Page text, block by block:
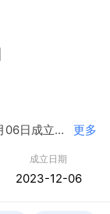
简介：台州希卡立科技有限公司,2023年12月06日成立，经营范围包括一般项目：物联网技术研发；软件开发；人工智能应用软件开发；技术服务、技术开发、技术咨询、技术交流、技术转让、技术推广；电力电子元器件制造；电力电子元器件销售；电子测量仪器制造；电子测量仪器销售；集成电路制造；集成电路销售；集成电路设计；雷达及配套设备制造；雷达、无线电导航设备专业修理；可穿戴智能设备制造；智能家庭消费设备制造；集成电路芯片及产品制造；集成电路芯片及产品销售；电子元器件制造；电子元器件批发；电子元器件零售；电子（气）物理设备及其他电子设备制造；信息技术咨询服务；网络技术服务；信息系统集成服务；物联网技术服务；网络设备制造；网络设备销售；信息系统运行维护服务；计算机软硬件及外围设备制造；安防设备制造；安防设备销售；人工智能行业应用系统集成服务；智能家庭消费设备销售；物联网应用服务；广告设计、代理；广告发布；广告制作；企业管理咨询；信息咨询服务（不含许可类信息咨询服务）；互联网销售（除销售需要许可的商品）；技术进出口；货物进出口（除依法须经批准的项目外，凭营业执照依法自主开展经营活动）。 更多
成立日期
2023-12-06